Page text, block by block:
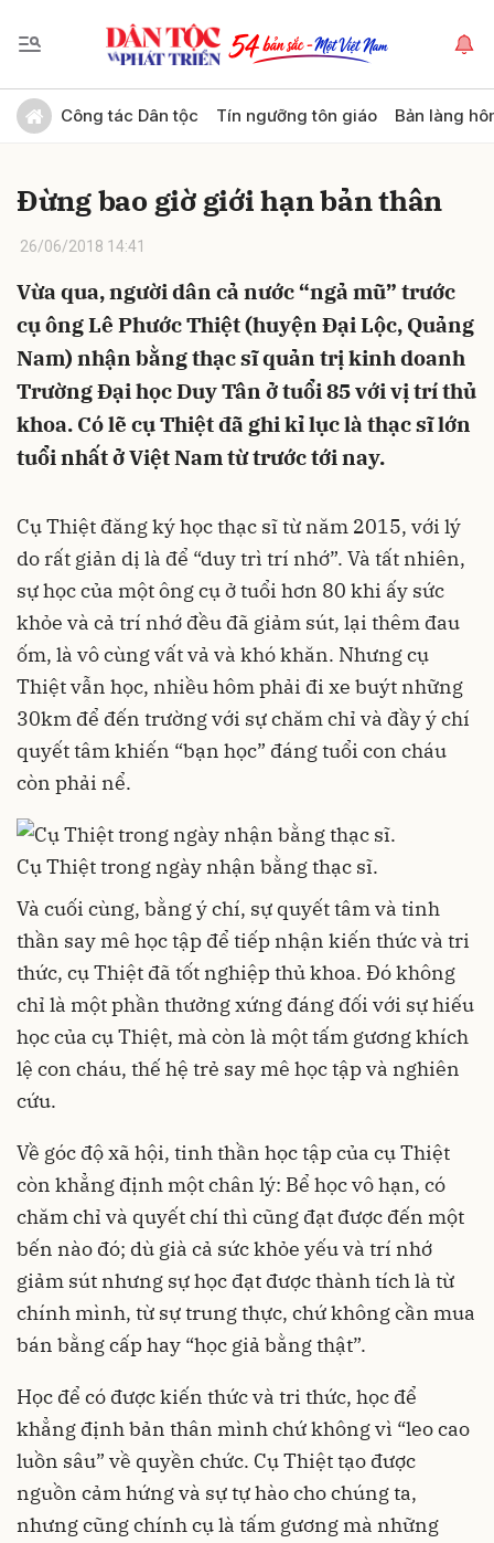
Công tác Dân tộc Tín ngưỡng tôn giáo Bản làng
Đừng bao giờ giới hạn bản thân
26/06/2018 14:41
Vừa qua, người dân cả nước “ngả mũ” trước
cụ ông Lê Phước Thiệt (huyện Đại Lộc, Quảng
Nam) nhận bằng thạc sĩ quản trị kinh doanh
Trường Đại học Duy Tân ở tuổi 85 với vị trí thủ
khoa. Có lẽ cụ Thiệt đã ghi kỉ lục là thạc sĩ lớn
tuổi nhất ở Việt Nam từ trước tới nay.
Cụ Thiệt đăng ký học thạc sĩ từ năm 2015, với lý
do rất giản dị là để “duy trì trí nhớ”. Và tất nhiên,
sự học của một ông cụ ở tuổi hơn 80 khi ấy sức
khỏe và cả trí nhớ đều đã giảm sút, lại thêm đau
ốm, là vô cùng vất vả và khó khăn. Nhưng cụ
Thiệt vẫn học, nhiều hôm phải đi xe buýt những
30km để đến trường với sự chăm chỉ và đầy ý chí
quyết tâm khiến “bạn học” đáng tuổi con cháu
còn phải nể.
Cụ Thiệt trong ngày nhận bằng thạc sĩ.
Và cuối cùng, bằng ý chí, sự quyết tâm và tinh
thần say mê học tập để tiếp nhận kiến thức và tri
thức, cụ Thiệt đã tốt nghiệp thủ khoa. Đó không
chỉ là một phần thưởng xứng đáng đối với sự hiếu
học của cụ Thiệt, mà còn là một tấm gương khích
lệ con cháu, thế hệ trẻ say mê học tập và nghiên
cứu.
Về góc độ xã hội, tinh thần học tập của cụ Thiệt
còn khẳng định một chân lý: Bể học vô hạn, có
chăm chỉ và quyết chí thì cũng đạt được đến một
bến nào đó; dù già cả sức khỏe yếu và trí nhớ
giảm sút nhưng sự học đạt được thành tích là từ
chính mình, từ sự trung thực, chứ không cần mua
bán bằng cấp hay “học giả bằng thật”.
Học để có được kiến thức và tri thức, học để
khẳng định bản thân mình chứ không vì “leo cao
luồn sâu” về quyền chức. Cụ Thiệt tạo được
nguồn cảm hứng và sự tự hào cho chúng ta,
nhưng cũng chính cụ là tấm gương mà những
Gửi bình luận
Hủy Gửi